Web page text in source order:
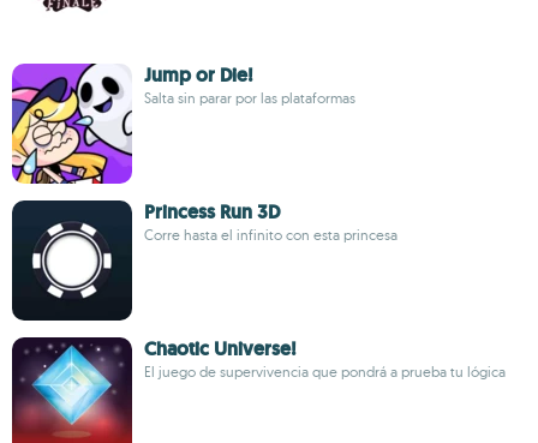
Jump or Die!
Salta sin parar por las plataformas
Princess Run 3D
Corre hasta el infinito con esta princesa
Chaotic Universe!
El juego de supervivencia que pondrá a prueba tu lógica